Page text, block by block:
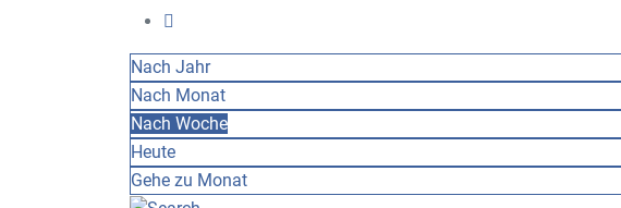
Nach Jahr
Nach Monat
Nach Woche
Heute
Gehe zu Monat